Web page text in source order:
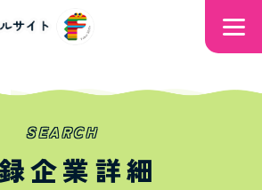
SEARCH
企業詳細